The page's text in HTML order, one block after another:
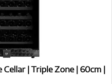
| Triple Zone | 60cm |